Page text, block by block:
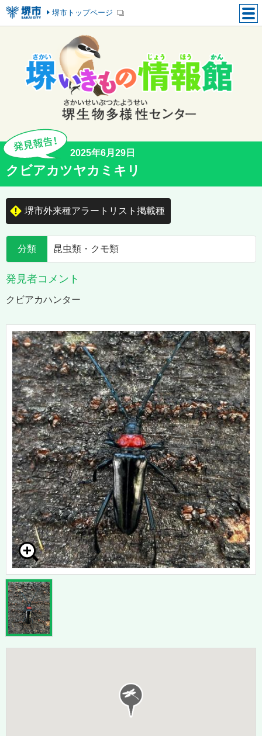
堺市トップページ
2025年6月29日
クビアカツヤカミキリ
堺市外来種アラートリスト掲載種
分類 昆虫類・クモ類
発見者コメント
クビアカハンター